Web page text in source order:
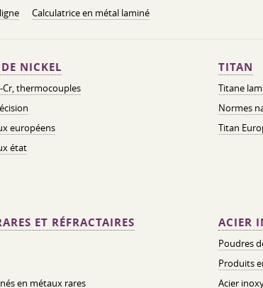
Calculatrice en métal laminé
NICKEL
Cr, thermocouples
européens
état
TITAN
Titane
Normes
Titan
ET RÉFRACTAIRES
en métaux rares
ACIER
Poudres
Produits
Acier